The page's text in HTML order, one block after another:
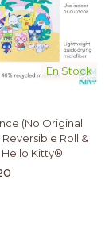
En Stock
(No Original
Roll &
Hello Kitty®